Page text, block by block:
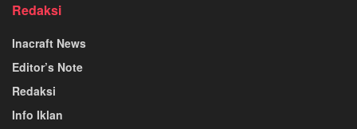
Redaksi
Inacraft News
Editor’s Note
Redaksi
Info Iklan